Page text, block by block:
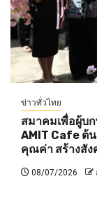
ข่าวทั่วไทย
สมาคมเพื่อผู้บ
AMIT Cafe ต้
คุณค่า สร้างสัง
08/07/2026